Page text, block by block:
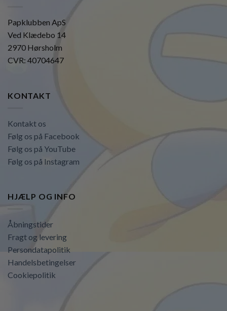
Papklubben ApS
Ved Klædebo 14
2970 Hørsholm
CVR: 40704647
KONTAKT
Kontakt os
Følg os på Facebook
Følg os på YouTube
Følg os på Instagram
HJÆLP OG INFO
Åbningstider
Fragt og levering
Persondatapolitik
Handelsbetingelser
Cookiepolitik